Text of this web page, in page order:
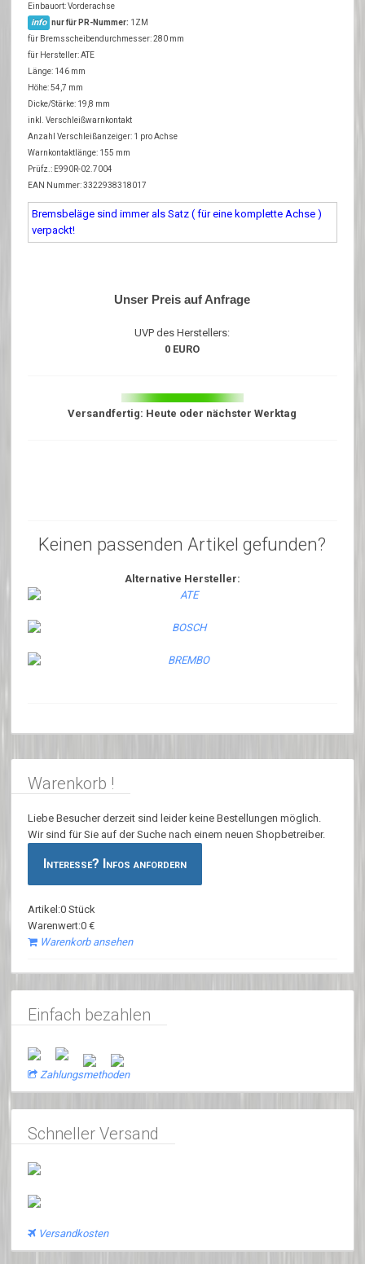
Einbauort: Vorderachse
info nur für PR-Nummer: 1ZM
für Bremsscheibendurchmesser: 280 mm
für Hersteller: ATE
Länge: 146 mm
Höhe: 54,7 mm
Dicke/Stärke: 19,8 mm
inkl. Verschleißwarnkontakt
Anzahl Verschleißanzeiger: 1 pro Achse
Warnkontaktlänge: 155 mm
Prüfz.: E990R-02.7004
EAN Nummer: 3322938318017
Bremsbeläge sind immer als Satz ( für eine komplette Achse )
verpackt!
Unser Preis auf Anfrage
UVP des Herstellers:
0 EURO
Versandfertig: Heute oder nächster Werktag
Keinen passenden Artikel gefunden?
Alternative Hersteller:
Warenkorb !
Liebe Besucher derzeit sind leider keine Bestellungen möglich.
Wir sind für Sie auf der Suche nach einem neuen Shopbetreiber.
Interesse? Infos anfordern
Artikel:0 Stück
Warenwert:0 €
Warenkorb ansehen
Einfach bezahlen
Zahlungsmethoden
Schneller Versand
Versandkosten